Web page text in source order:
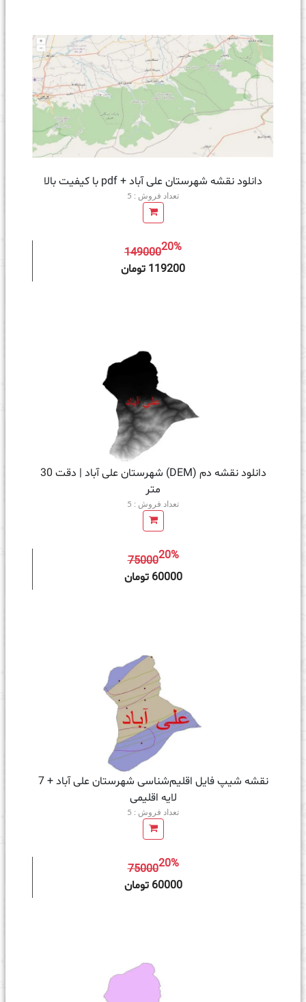
دانلود نقشه شهرستان علی آباد + pdf با کیفیت بالا
تعداد فروش : 5
14900020%
119200 تومان
دانلود نقشه دم (DEM) شهرستان علی آباد | دقت 30
متر
تعداد فروش : 5
7500020%
60000 تومان
نقشه شیپ‌ فایل اقلیم‌شناسی شهرستان علی آباد + 7
لایه اقلیمی
تعداد فروش : 5
7500020%
60000 تومان